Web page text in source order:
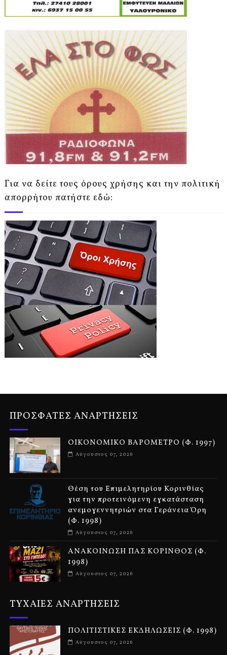
Για να δείτε τους όρους χρήσης και την πολιτική
απορρήτου πατήστε εδώ:
ΠΡΟΣΦΑΤΕΣ ΑΝΑΡΤΗΣΕΙΣ
ΟΙΚΟΝΟΜΙΚΟ ΒΑΡΟΜΕΤΡΟ (Φ. 1997)
Αύγουστος 07, 2026
Θέση του Επιμελητηρίου Κορινθίας
για την προτεινόμενη εγκατάσταση
ανεμογεννητριών στα Γεράνεια Όρη
(Φ. 1998)
Αύγουστος 07, 2026
ΑΝΑΚΟΙΝΩΣΗ ΠΑΣ ΚΟΡΙΝΘΟΣ (Φ.
1998)
Αύγουστος 07, 2026
ΤΥΧΑΙΕΣ ΑΝΑΡΤΗΣΕΙΣ
ΠΟΛΙΤΙΣΤΙΚΕΣ ΕΚΔΗΛΩΣΕΙΣ (Φ. 1998)
Αύγουστος 07, 2026